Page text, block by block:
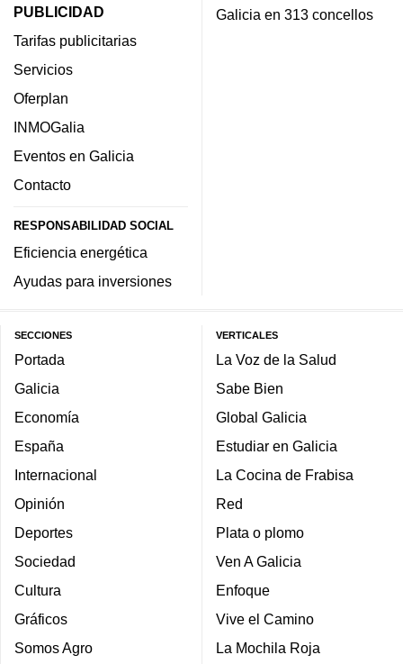
PUBLICIDAD
Tarifas publicitarias
Servicios
Oferplan
INMOGalia
Eventos en Galicia
Contacto
RESPONSABILIDAD SOCIAL
Eficiencia energética
Ayudas para inversiones
Galicia en 313 concellos
SECCIONES
Portada
Galicia
Economía
España
Internacional
Opinión
Deportes
Sociedad
Cultura
Gráficos
Somos Agro
VERTICALES
La Voz de la Salud
Sabe Bien
Global Galicia
Estudiar en Galicia
La Cocina de Frabisa
Red
Plata o plomo
Ven A Galicia
Enfoque
Vive el Camino
La Mochila Roja